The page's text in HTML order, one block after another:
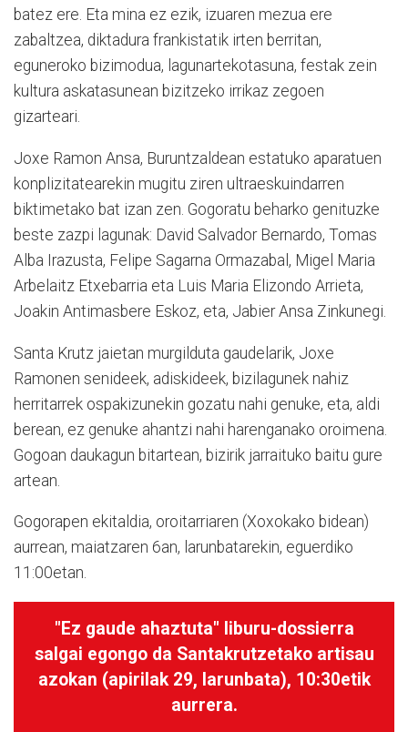
batez ere. Eta mina ez ezik, izuaren mezua ere
zabaltzea, diktadura frankistatik irten berritan,
eguneroko bizimodua, lagunartekotasuna, festak zein
kultura askatasunean bizitzeko irrikaz zegoen
gizarteari.
Joxe Ramon Ansa, Buruntzaldean estatuko aparatuen
konplizitatearekin mugitu ziren ultraeskuindarren
biktimetako bat izan zen. Gogoratu beharko genituzke
beste zazpi lagunak: David Salvador Bernardo, Tomas
Alba Irazusta, Felipe Sagarna Ormazabal, Migel Maria
Arbelaitz Etxebarria eta Luis Maria Elizondo Arrieta,
Joakin Antimasbere Eskoz, eta, Jabier Ansa Zinkunegi.
Santa Krutz jaietan murgilduta gaudelarik, Joxe
Ramonen senideek, adiskideek, bizilagunek nahiz
herritarrek ospakizunekin gozatu nahi genuke, eta, aldi
berean, ez genuke ahantzi nahi harenganako oroimena.
Gogoan daukagun bitartean, bizirik jarraituko baitu gure
artean.
Gogorapen ekitaldia, oroitarriaren (Xoxokako bidean)
aurrean, maiatzaren 6an, larunbatarekin, eguerdiko
11:00etan.
"Ez gaude ahaztuta" liburu-dossierra
salgai egongo da Santakrutzetako artisau
azokan (apirilak 29, larunbata), 10:30etik
aurrera.